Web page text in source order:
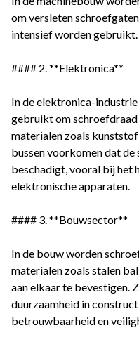
om versleten
intensief worden gebruikt.
#### 2. **Elektronica**
In de elektronica-
gebruikt om
materialen zoals
bussen voorkomen dat
beschadigt, vooral bij het
elektronische apparaten.
#### 3. **Bouwsector**
In de bouw worden
materialen zoals stalen
aan elkaar te bevestigen.
duurzaamheid in
betrouwbaarheid en